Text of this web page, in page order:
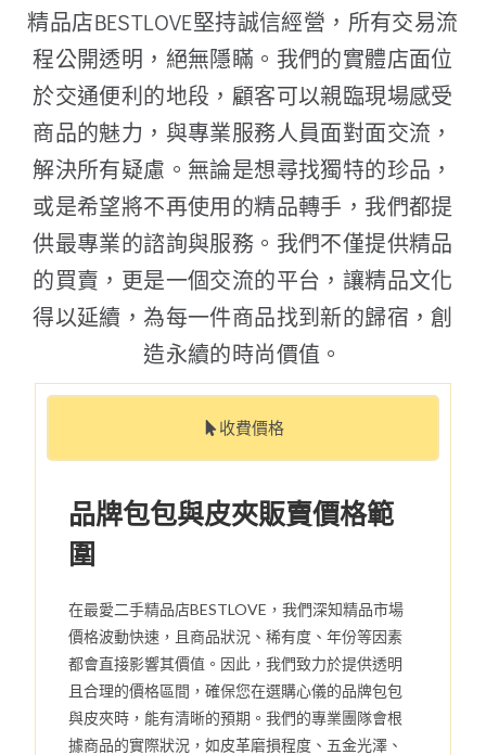
精品店BESTLOVE堅持誠信經營，所有交易流
程公開透明，絕無隱瞞。我們的實體店面位
於交通便利的地段，顧客可以親臨現場感受
商品的魅力，與專業服務人員面對面交流，
解決所有疑慮。無論是想尋找獨特的珍品，
或是希望將不再使用的精品轉手，我們都提
供最專業的諮詢與服務。我們不僅提供精品
的買賣，更是一個交流的平台，讓精品文化
得以延續，為每一件商品找到新的歸宿，創
造永續的時尚價值。
收費價格
品牌包包與皮夾販賣價格範
圍
在最愛二手精品店BESTLOVE，我們深知精品市場
價格波動快速，且商品狀況、稀有度、年份等因素
都會直接影響其價值。因此，我們致力於提供透明
且合理的價格區間，確保您在選購心儀的品牌包包
與皮夾時，能有清晰的預期。我們的專業團隊會根
據商品的實際狀況，如皮革磨損程度、五金光澤、